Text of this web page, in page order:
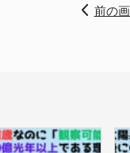
前の